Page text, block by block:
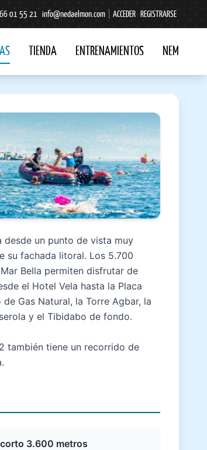
01 55 21 info@nedaelmon.com ACCEDER REGISTRARSE
TIENDA ENTRENAMIENTOS NEM
desde un punto de vista muy
su fachada litoral. Los 5.700
Bella permiten disfrutar de
el Hotel Vela hasta la Placa
Gas Natural, la Torre Agbar, la
y el Tibidabo de fondo.
también tiene un recorrido de
3.600 metros